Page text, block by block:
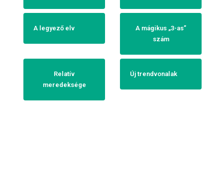
A legyező elv
A mágikus „3-as”
szám
Relatív
meredeksége
Új trendvonalak